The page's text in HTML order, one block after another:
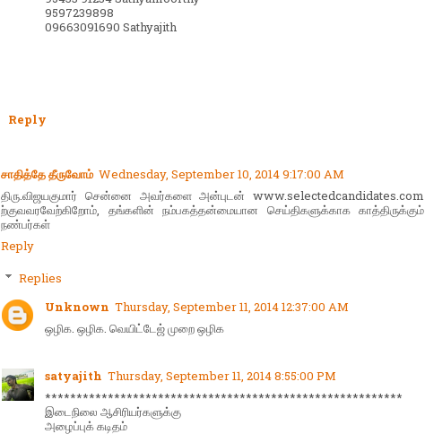
9597239898
09663091690 Sathyajith
Reply
சாதித்தே தீருவோம் Wednesday, September 10, 2014 9:17:00 AM
திரு.விஜயகுமார் சென்னை அவர்களை அன்புடன் www.selectedcandidates.com
ற்குவவரவேற்கிறோம், தங்களின் நம்பகத்தன்மையான செய்திகளுக்காக காத்திருக்கும்
நண்பர்கள்
Reply
Replies
Unknown Thursday, September 11, 2014 12:37:00 AM
ஒழிக. ஒழிக. வெயிட்டேஜ் முறை ஒழிக
satyajith Thursday, September 11, 2014 8:55:00 PM
*********************************************************
இடைநிலை ஆசிரியர்களுக்கு
அழைப்புக் கடிதம்